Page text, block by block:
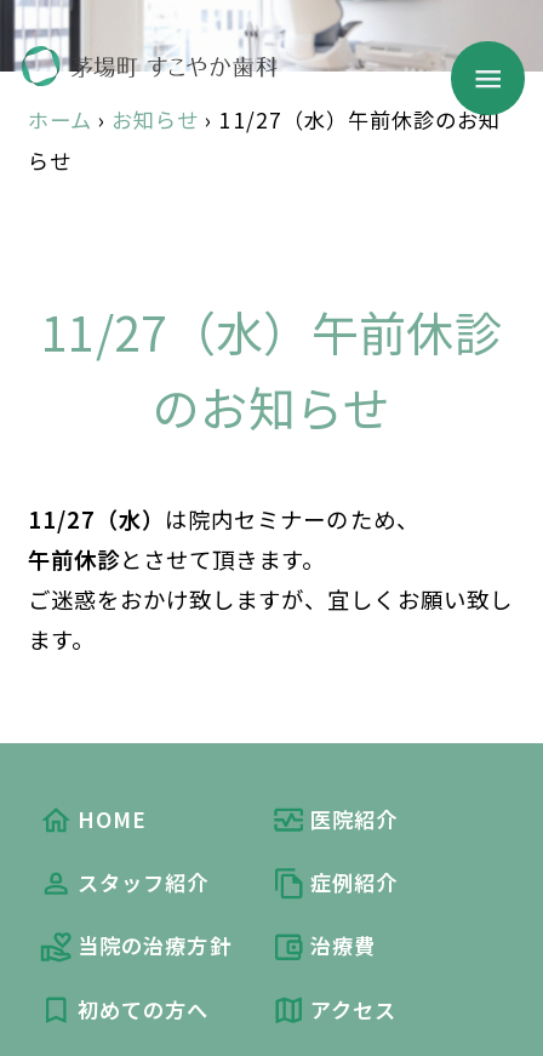
ホーム › お知らせ › 11/27（水）午前休診のお知
らせ
11/27（水）午前休診
のお知らせ
11/27（水） は院内セミナーのため、
午前休診とさせて頂きます。
ご迷惑をおかけ致しますが、宜しくお願い致し
ます。
HOME
スタッフ紹介
当院の治療方針
初めての方へ
医院紹介
症例紹介
治療費
アクセス